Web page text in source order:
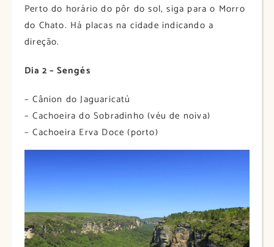
Perto do horário do pôr do sol, siga para o Morro
do Chato. Há placas na cidade indicando a
direção.
Dia 2 – Sengés
– Cânion do Jaguaricatú
– Cachoeira do Sobradinho (véu de noiva)
– Cachoeira Erva Doce (porto)